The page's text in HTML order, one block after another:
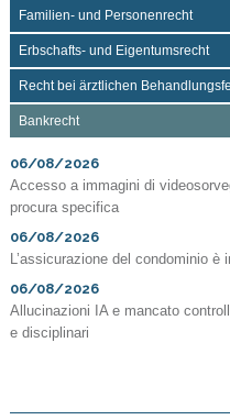
Familien- und Personenrecht
Erbschafts- und Eigentumsrecht
Recht bei ärztlichen
Bankrecht
06/08/2026
Accesso a immagini di
procura specifica
06/08/2026
L’assicurazione del condominio
06/08/2026
Allucinazioni IA e mancato
e disciplinari